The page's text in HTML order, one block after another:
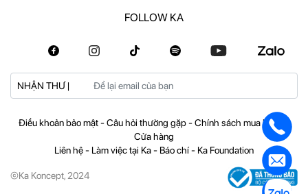
FOLLOW KA
NHẬN THƯ |
Điều khoản bảo mật-Câu hỏi thường gặp-Chính sách mua hàng
Cửa hàng
Liên hệ- Làm việc tại Ka- Báo chí- Ka Foundation
©Ka Koncept, 2024